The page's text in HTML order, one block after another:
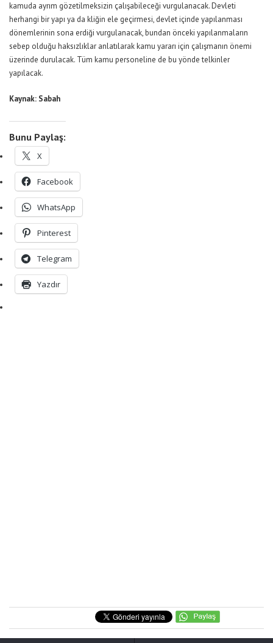
kamuda ayrım gözetilmeksizin çalışabileceği vurgulanacak. Devleti
herhangi bir yapı ya da kliğin ele geçirmesi, devlet içinde yapılanması
dönemlerinin sona erdiği vurgulanacak, bundan önceki yapılanmaların
sebep olduğu haksızlıklar anlatılarak kamu yararı için çalışmanın önemi
üzerinde durulacak. Tüm kamu personeline de bu yönde telkinler
yapılacak.
Kaynak: Sabah
Bunu Paylaş:
X
Facebook
WhatsApp
Pinterest
Telegram
Yazdır